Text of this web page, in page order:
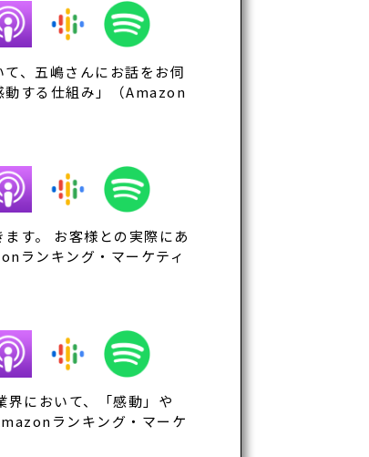
、五嶋さんにお話をお伺
動する仕組み」（Amazon
す。 お客様との実際にあ
ランキング・マーケティ
において、「感動」や
ランキング・マーケ